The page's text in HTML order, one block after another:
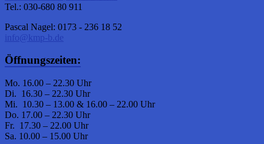
Tel.: 030-680 80 911
Pascal Nagel: 0173 - 236 18 52
info@kmp-b.de
Öffnungszeiten:
Mo. 16.00 – 22.30 Uhr
Di. 16.30 – 22.30 Uhr
Mi. 10.30 – 13.00 & 16.00 – 22.00 Uhr
Do. 17.00 – 22.30 Uhr
Fr. 17.30 – 22.00 Uhr
Sa. 10.00 – 15.00 Uhr